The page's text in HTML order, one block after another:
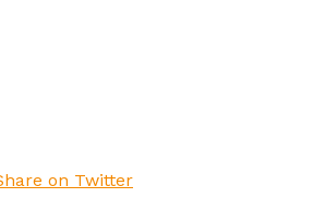
on Twitter